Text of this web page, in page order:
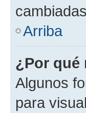
Arriba
¿Por qué
Algunos
para